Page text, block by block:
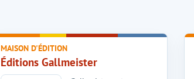
MAISON D'ÉDITION
Éditions Gallmeister